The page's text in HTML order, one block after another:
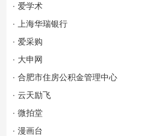
· 爱学术
· 上海华瑞银行
· 爱采购
· 大申网
· 合肥市住房公积金管理中心
· 云天励飞
· 微拍堂
· 漫画台